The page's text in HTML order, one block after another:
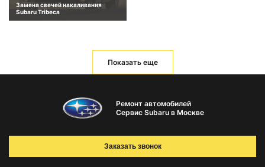
Замена свечей накаливания
Subaru Tribeca
Показать еще
Ремонт автомобилей
Сервис Subaru в Москве
Заказать звонок